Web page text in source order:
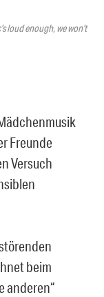
loud enough, we won’t
Freunde
Versuch
beim
anderen“